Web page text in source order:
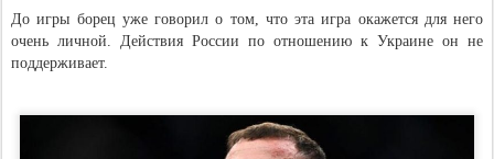
До игры борец уже говорил о том, что эта игра окажется для него
очень личной. Действия России по отношению к Украине он не
поддерживает.